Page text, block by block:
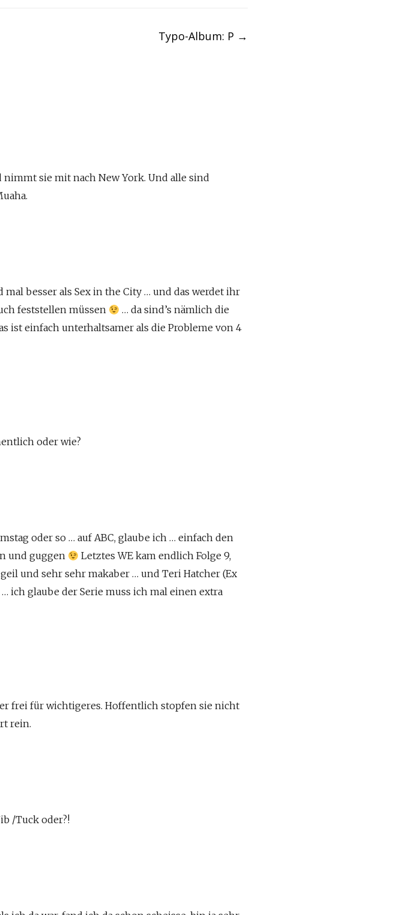
Typo-Album: P →
sie mit nach New York. Und alle sind
mal besser als Sex in the City … und das werdet ihr
feststellen müssen
… da sind’s nämlich die
ist einfach unterhaltsamer als die Probleme von 4
oder wie?
oder so … auf ABC, glaube ich … einfach den
und guggen
Letztes WE kam endlich Folge 9,
und sehr sehr makaber … und Teri Hatcher (Ex
ich glaube der Serie muss ich mal einen extra
frei für wichtigeres. Hoffentlich stopfen sie nicht
rein.
/Tuck oder?!